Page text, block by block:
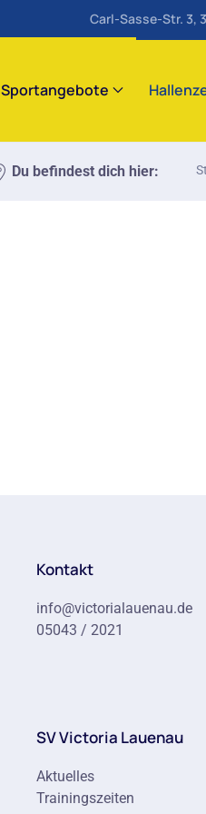
Carl-Sasse-Str. 3,
Sportangebote
Du befindest dich hier:
Kontakt
info@victorialauenau.de
05043 / 2021
SV Victoria Lauenau
Aktuelles
Trainingszeiten